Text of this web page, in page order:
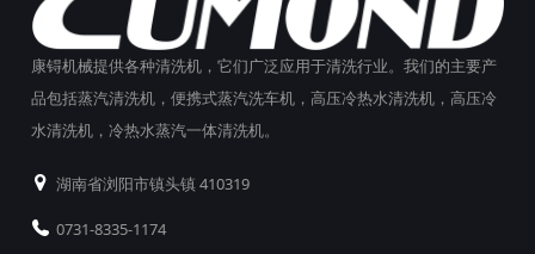
康锝机械提供各种清洗机，它们广泛应用于清洗行业。我们的主要产
品包括蒸汽清洗机，便携式蒸汽洗车机，高压冷热水清洗机，高压冷
水清洗机，冷热水蒸汽一体清洗机。
湖南省浏阳市镇头镇 410319
0731-8335-1174